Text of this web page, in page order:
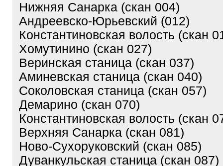
Нижняя Санарка (скан 004)
Андреевско-Юрьевский (012)
Константиновская волость (скан
Хомутинино (скан 027)
Веринская станица (скан 037)
Аминевская станица (скан 040)
Соколовская станица (скан 057)
Демарино (скан 070)
Константиновская волость (скан
Верхняя Санарка (скан 081)
Ново-Сухоруковский (скан 085)
Дуванкульская станица (скан 087)